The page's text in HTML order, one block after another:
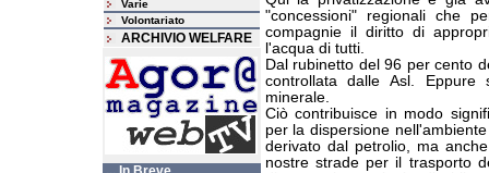
Varie
Volontariato
ARCHIVIO WELFARE
"concessioni" regionali che
compagnie il diritto di
l'acqua di tutti.
Dal rubinetto del 96 per cento
controllata dalle Asl. Eppure
minerale.
Ciò contribuisce in modo
per la dispersione
derivato dal petrolio, ma
nostre strade per il trasporto